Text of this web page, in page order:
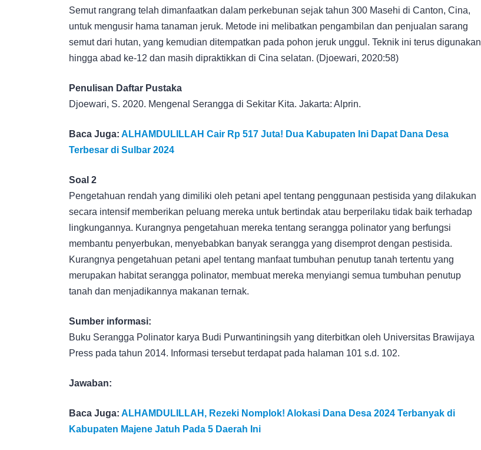
Semut rangrang telah dimanfaatkan dalam perkebunan sejak tahun 300 Masehi di Canton, Cina,
untuk mengusir hama tanaman jeruk. Metode ini melibatkan pengambilan dan penjualan sarang
semut dari hutan, yang kemudian ditempatkan pada pohon jeruk unggul. Teknik ini terus digunakan
hingga abad ke-12 dan masih dipraktikkan di Cina selatan. (Djoewari, 2020:58)
Penulisan Daftar Pustaka
Djoewari, S. 2020. Mengenal Serangga di Sekitar Kita. Jakarta: Alprin.
Baca Juga: ALHAMDULILLAH Cair Rp 517 Juta! Dua Kabupaten Ini Dapat Dana Desa
Terbesar di Sulbar 2024
Soal 2
Pengetahuan rendah yang dimiliki oleh petani apel tentang penggunaan pestisida yang dilakukan
secara intensif memberikan peluang mereka untuk bertindak atau berperilaku tidak baik terhadap
lingkungannya. Kurangnya pengetahuan mereka tentang serangga polinator yang berfungsi
membantu penyerbukan, menyebabkan banyak serangga yang disemprot dengan pestisida.
Kurangnya pengetahuan petani apel tentang manfaat tumbuhan penutup tanah tertentu yang
merupakan habitat serangga polinator, membuat mereka menyiangi semua tumbuhan penutup
tanah dan menjadikannya makanan ternak.
Sumber informasi:
Buku Serangga Polinator karya Budi Purwantiningsih yang diterbitkan oleh Universitas Brawijaya
Press pada tahun 2014. Informasi tersebut terdapat pada halaman 101 s.d. 102.
Jawaban:
Baca Juga: ALHAMDULILLAH, Rezeki Nomplok! Alokasi Dana Desa 2024 Terbanyak di
Kabupaten Majene Jatuh Pada 5 Daerah Ini